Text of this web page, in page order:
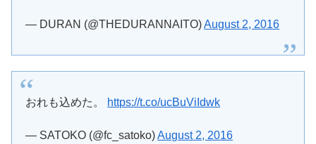
— DURAN (@THEDURANNAITO)August 2, 2016
おれも込めた。 https://t.co/ucBuViIdwk
— SATOKO (@fc_satoko)August 2, 2016